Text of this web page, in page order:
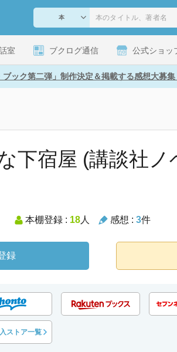
室 ブクログ通信 公式ショッ
ブック第二弾」制作決定＆掲載する感想大募集
下宿屋 (講談社ノ
本棚登録 : 18人 感想 : 3件
録
ストア一覧